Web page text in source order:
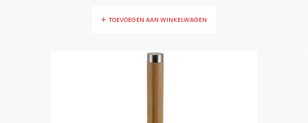
TOEVOEGEN AAN WINKELWAGEN